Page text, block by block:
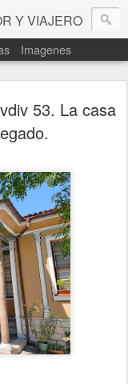
Y VIAJERO
Imagenes
53. La casa